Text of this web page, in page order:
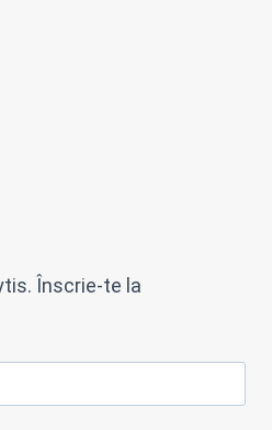
Înscrie-te la